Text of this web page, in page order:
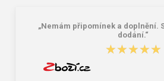
„Nemám připomínek a doplnění.
dodání.“
★★★★★
★★★★★